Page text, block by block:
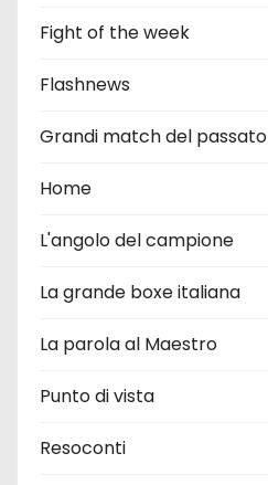
Fight of the week
Flashnews
Grandi match del passato
Home
L'angolo del campione
La grande boxe italiana
La parola al Maestro
Punto di vista
Resoconti